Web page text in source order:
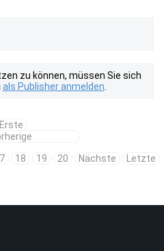
zu können, müssen Sie sich
als Publisher anmelden
Erste
18 19 20 Nächste Letzte